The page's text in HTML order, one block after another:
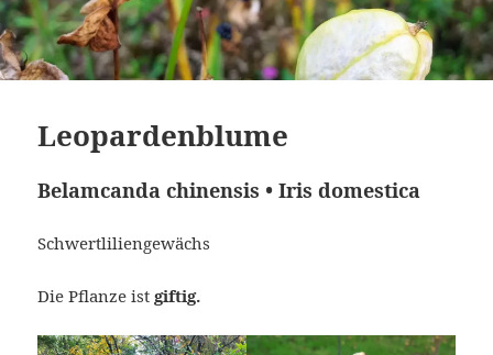
Leopardenblume
Belamcanda chinensis • Iris domestica
Schwertliliengewächs
Die Pflanze ist giftig.